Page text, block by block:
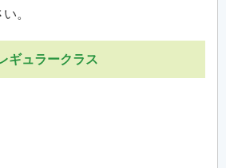
。
ギュラークラス